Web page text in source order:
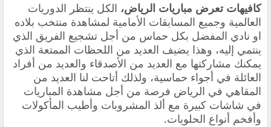
كافيهات تعرض مباريات الرياض، الكل ينتظر الدوريات
العالمية وجميع المسابقات الأمامية لمشاهدة منتخب بلاده
او نادي المفضل بكل حماس من أجل تشجيع الفريق الذي
ينتمي إليه، وهذا يضيف العديد من اللحظات الممتعة الذي
يمكنك مشاركتها مع العديد من الأصدقاء والعديد من أفراد
العائلة في أجواء حماسية، ولذلك أتاحت لنا العديد من
المقاهي في الرياض فرصة من أجل مشاهدة المباريات
في شاشات كبيرة مع ألذ المشروبات وأطيب المأكولات
وأفخم أنواع الحلويات.